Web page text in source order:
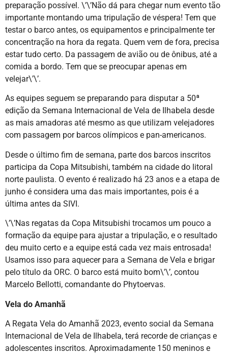
preparação possível. \’\’Não dá para chegar num evento tão
importante montando uma tripulação de véspera! Tem que
testar o barco antes, os equipamentos e principalmente ter
concentração na hora da regata. Quem vem de fora, precisa
estar tudo certo. Da passagem de avião ou de ônibus, até a
comida a bordo. Tem que se preocupar apenas em
velejar\’\’.
As equipes seguem se preparando para disputar a 50ª
edição da Semana Internacional de Vela de Ilhabela desde
as mais amadoras até mesmo as que utilizam velejadores
com passagem por barcos olímpicos e pan-americanos.
Desde o último fim de semana, parte dos barcos inscritos
participa da Copa Mitsubishi, também na cidade do litoral
norte paulista. O evento é realizado há 23 anos e a etapa de
junho é considera uma das mais importantes, pois é a
última antes da SIVI.
\’\’Nas regatas da Copa Mitsubishi trocamos um pouco a
formação da equipe para ajustar a tripulação, e o resultado
deu muito certo e a equipe está cada vez mais entrosada!
Usamos isso para aquecer para a Semana de Vela e brigar
pelo título da ORC. O barco está muito bom\’\’, contou
Marcelo Bellotti, comandante do Phytoervas.
Vela do Amanhã
A Regata Vela do Amanhã 2023, evento social da Semana
Internacional de Vela de Ilhabela, terá recorde de crianças e
adolescentes inscritos. Aproximadamente 150 meninos e